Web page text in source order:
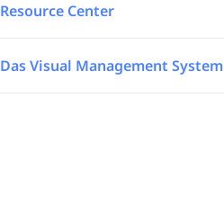
Resource Center
Das Visual Management System
Buchen Sie Ihre Demo